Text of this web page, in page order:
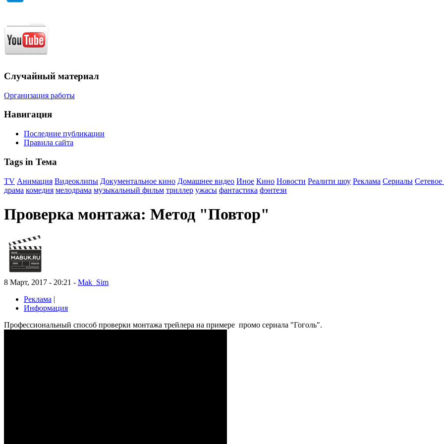
Случайный материал
Организация работы
Навигация
Последние публикации
Правила сайта
Tags in Тема
TV Анимация Видеоклипы Документальное кино Домашнее видео Иное Кино Новости Реалити шоу Реклама Сериалы Сетевое
драма комедия мелодрама музыкальный фильм триллер ужасы фантастика фэнтези
Проверка монтажа: Метод "Повтор"
8 Март, 2017 - 20:21 - Mak_Sim
Реклама |
Информация
Профессиональный способ проверки монтажа трейлера на примере промо сериала "Гоголь".